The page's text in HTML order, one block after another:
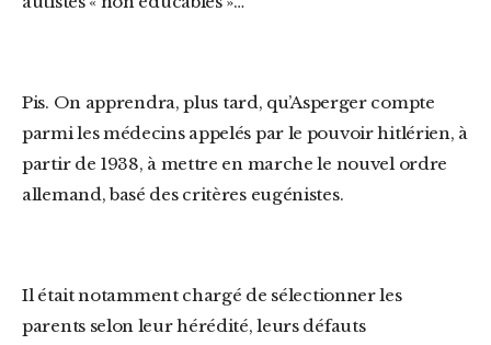
Pis. On apprendra, plus tard, qu’Asperger compte
parmi les médecins appelés par le pouvoir hitlérien, à
partir de 1938, à mettre en marche le nouvel ordre
allemand, basé des critères eugénistes.
Il était notamment chargé de sélectionner les
parents selon leur hérédité, leurs défauts